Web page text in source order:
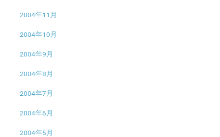
2004年11月
2004年10月
2004年9月
2004年8月
2004年7月
2004年6月
2004年5月